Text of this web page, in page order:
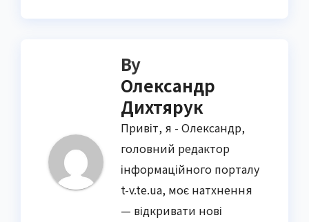
By
Олександр
Дихтярук
Привіт, я - Олександр,
головний редактор
інформаційного порталу
t-v.te.ua, моє натхнення
— відкривати нові